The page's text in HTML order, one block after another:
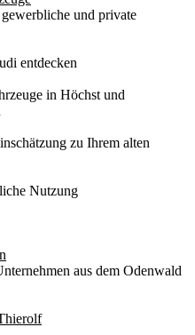
und private
entdecken
in Höchst und
zu Ihrem alten
Nutzung
aus dem Odenwald